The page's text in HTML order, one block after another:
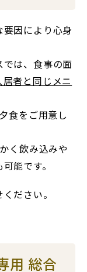
因により心身
は、食事の面
居者と同じメニ
食をご用意し
く飲み込みや
能です。
ださい。
用 総合